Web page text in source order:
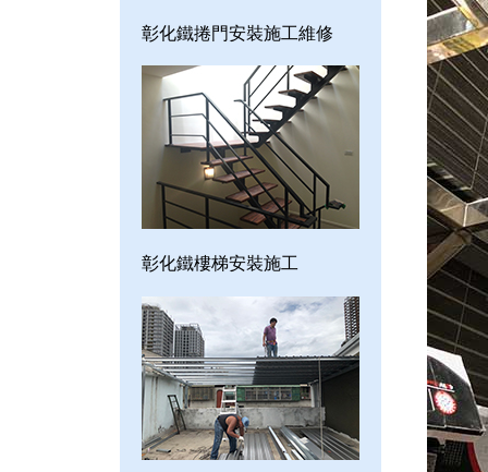
彰化鐵捲門安裝施工維修
彰化鐵樓梯安裝施工